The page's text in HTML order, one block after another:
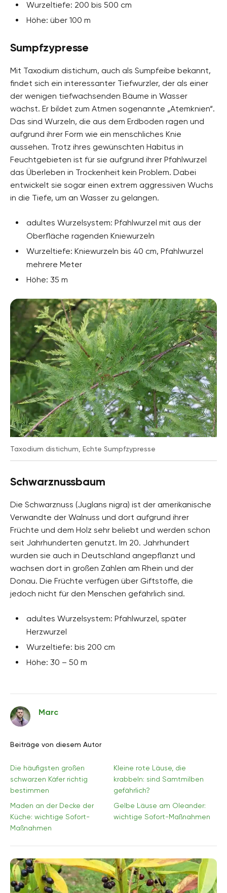
Wurzeltiefe: 200 bis 500 cm
Höhe: über 100 m
Sumpfzypresse
Mit Taxodium distichum, auch als Sumpfeibe bekannt,
findet sich ein interessanter Tiefwurzler, der als einer
der wenigen tiefwachsenden Bäume in Wasser
wächst. Er bildet zum Atmen sogenannte „Atemknien“.
Das sind Wurzeln, die aus dem Erdboden ragen und
aufgrund ihrer Form wie ein menschliches Knie
aussehen. Trotz ihres gewünschten Habitus in
Feuchtgebieten ist für sie aufgrund ihrer Pfahlwurzel
das Überleben in Trockenheit kein Problem. Dabei
entwickelt sie sogar einen extrem aggressiven Wuchs
in die Tiefe, um an Wasser zu gelangen.
adultes Wurzelsystem: Pfahlwurzel mit aus der
Oberfläche ragenden Kniewurzeln
Wurzeltiefe: Kniewurzeln bis 40 cm, Pfahlwurzel
mehrere Meter
Höhe: 35 m
Taxodium distichum, Echte Sumpfzypresse
Schwarznussbaum
Die Schwarznuss (Juglans nigra) ist der amerikanische
Verwandte der Walnuss und dort aufgrund ihrer
Früchte und dem Holz sehr beliebt und werden schon
seit Jahrhunderten genutzt. Im 20. Jahrhundert
wurden sie auch in Deutschland angepflanzt und
wachsen dort in großen Zahlen am Rhein und der
Donau. Die Früchte verfügen über Giftstoffe, die
jedoch nicht für den Menschen gefährlich sind.
adultes Wurzelsystem: Pfahlwurzel, später
Herzwurzel
Wurzeltiefe: bis 200 cm
Höhe: 30 – 50 m
Marc
Beiträge von diesem Autor
Die häufigsten großen
schwarzen Käfer richtig
bestimmen
Kleine rote Läuse, die
krabbeln: sind Samtmilben
gefährlich?
Maden an der Decke der
Küche: wichtige Sofort-
Maßnahmen
Gelbe Läuse am Oleander:
wichtige Sofort-Maßnahmen